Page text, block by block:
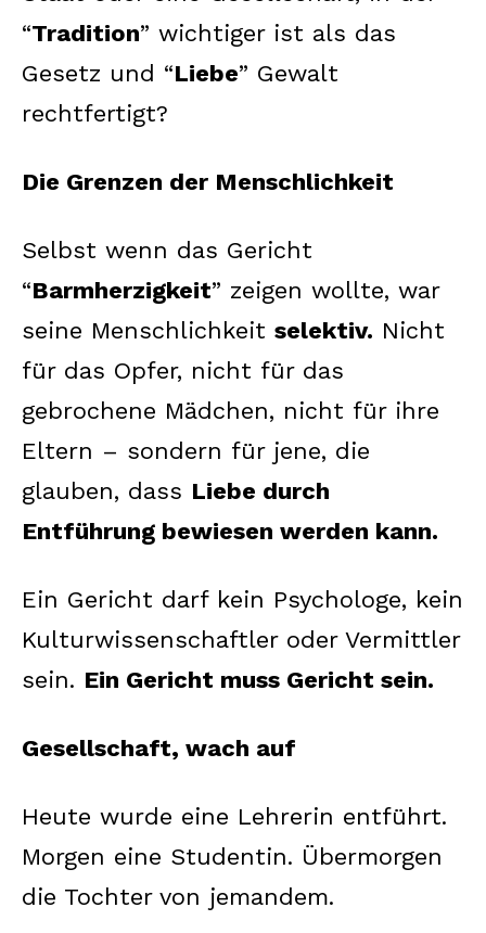
“Tradition” wichtiger ist als das
Gesetz und “Liebe” Gewalt
rechtfertigt?
Die Grenzen der Menschlichkeit
Selbst wenn das Gericht
“Barmherzigkeit” zeigen wollte, war
seine Menschlichkeit selektiv. Nicht
für das Opfer, nicht für das
gebrochene Mädchen, nicht für ihre
Eltern – sondern für jene, die
glauben, dass Liebe durch
Entführung bewiesen werden kann.
Ein Gericht darf kein Psychologe, kein
Kulturwissenschaftler oder Vermittler
sein. Ein Gericht muss Gericht sein.
Gesellschaft, wach auf
Heute wurde eine Lehrerin entführt.
Morgen eine Studentin. Übermorgen
die Tochter von jemandem.